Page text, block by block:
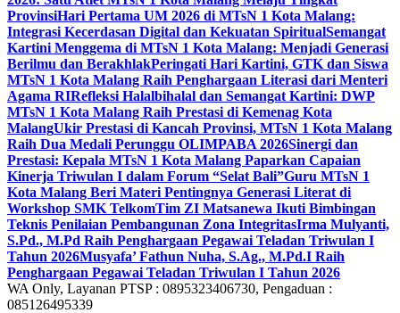
ProvinsiHari Pertama UM 2026 di MTsN 1 Kota Malang:
Integrasi Kecerdasan Digital dan Kekuatan SpiritualSemangat
Kartini Menggema di MTsN 1 Kota Malang: Menjadi Generasi
Berilmu dan BerakhlakPeringati Hari Kartini, GTK dan Siswa
MTsN 1 Kota Malang Raih Penghargaan Literasi dari Menteri
Agama RIRefleksi Halalbihalal dan Semangat Kartini: DWP
MTsN 1 Kota Malang Raih Prestasi di Kemenag Kota
MalangUkir Prestasi di Kancah Provinsi, MTsN 1 Kota Malang
Raih Dua Medali Perunggu OLIMPABA 2026Sinergi dan
Prestasi: Kepala MTsN 1 Kota Malang Paparkan Capaian
Kinerja Triwulan I dalam Forum “Selat Bali”Guru MTsN 1
Kota Malang Beri Materi Pentingnya Generasi Literat di
Workshop SMK TelkomTim ZI Matsanewa Ikuti Bimbingan
Teknis Penilaian Pembangunan Zona IntegritasIrma Mulyanti,
S.Pd., M.Pd Raih Penghargaan Pegawai Teladan Triwulan I
Tahun 2026Musyafa’ Fathun Nuha, S.Ag., M.Pd.I Raih
Penghargaan Pegawai Teladan Triwulan I Tahun 2026
WA Only, Layanan PTSP : 0895323406730, Pengaduan :
085126495339